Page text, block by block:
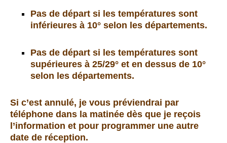
Pas de départ si les températures sont
inférieures à 10° selon les départements.
Pas de départ si les températures sont
supérieures à 25/29° et en dessus de 10°
selon les départements.
Si c’est annulé, je vous préviendrai par
téléphone dans la matinée dès que je reçois
l’information et pour programmer une autre
date de réception.